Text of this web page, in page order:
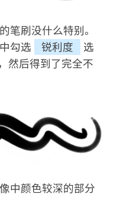
笔刷没什么特别。
勾选
锐利度
选
然后得到了完全不
中颜色较深的部分